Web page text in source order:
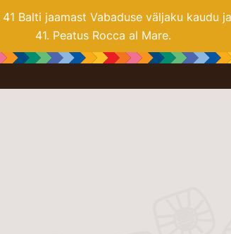
Balti jaamast Vabaduse väljaku kaudu
41. Peatus Rocca al Mare.